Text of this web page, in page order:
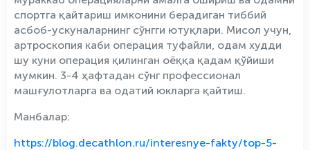
спортга қайтариш имконини берадиган тиббий
асбоб-ускуналарнинг сўнгги ютуқлари. Мисол учун,
артроскопия каби операция туфайли, одам худди
шу куни операция қилинган оёққа қадам қўйиши
мумкин. 3-4 ҳафтадан сўнг профессионал
машғулотларга ва одатий юкларга қайтиш.
Манбалар:
https://blog.decathlon.ru/interesnye-fakty/top-5-